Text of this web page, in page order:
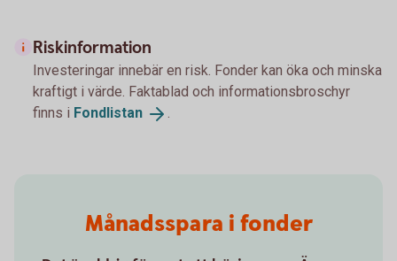
Riskinformation
Investeringar innebär en risk. Fonder kan öka och minska
kraftigt i värde. Faktablad och informationsbroschyr
finns i Fondlistan .
Månadsspara i fonder